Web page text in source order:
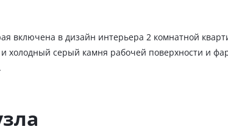
включена в дизайн интерьера 2 комнатной
холодный серый камня рабочей поверхности и